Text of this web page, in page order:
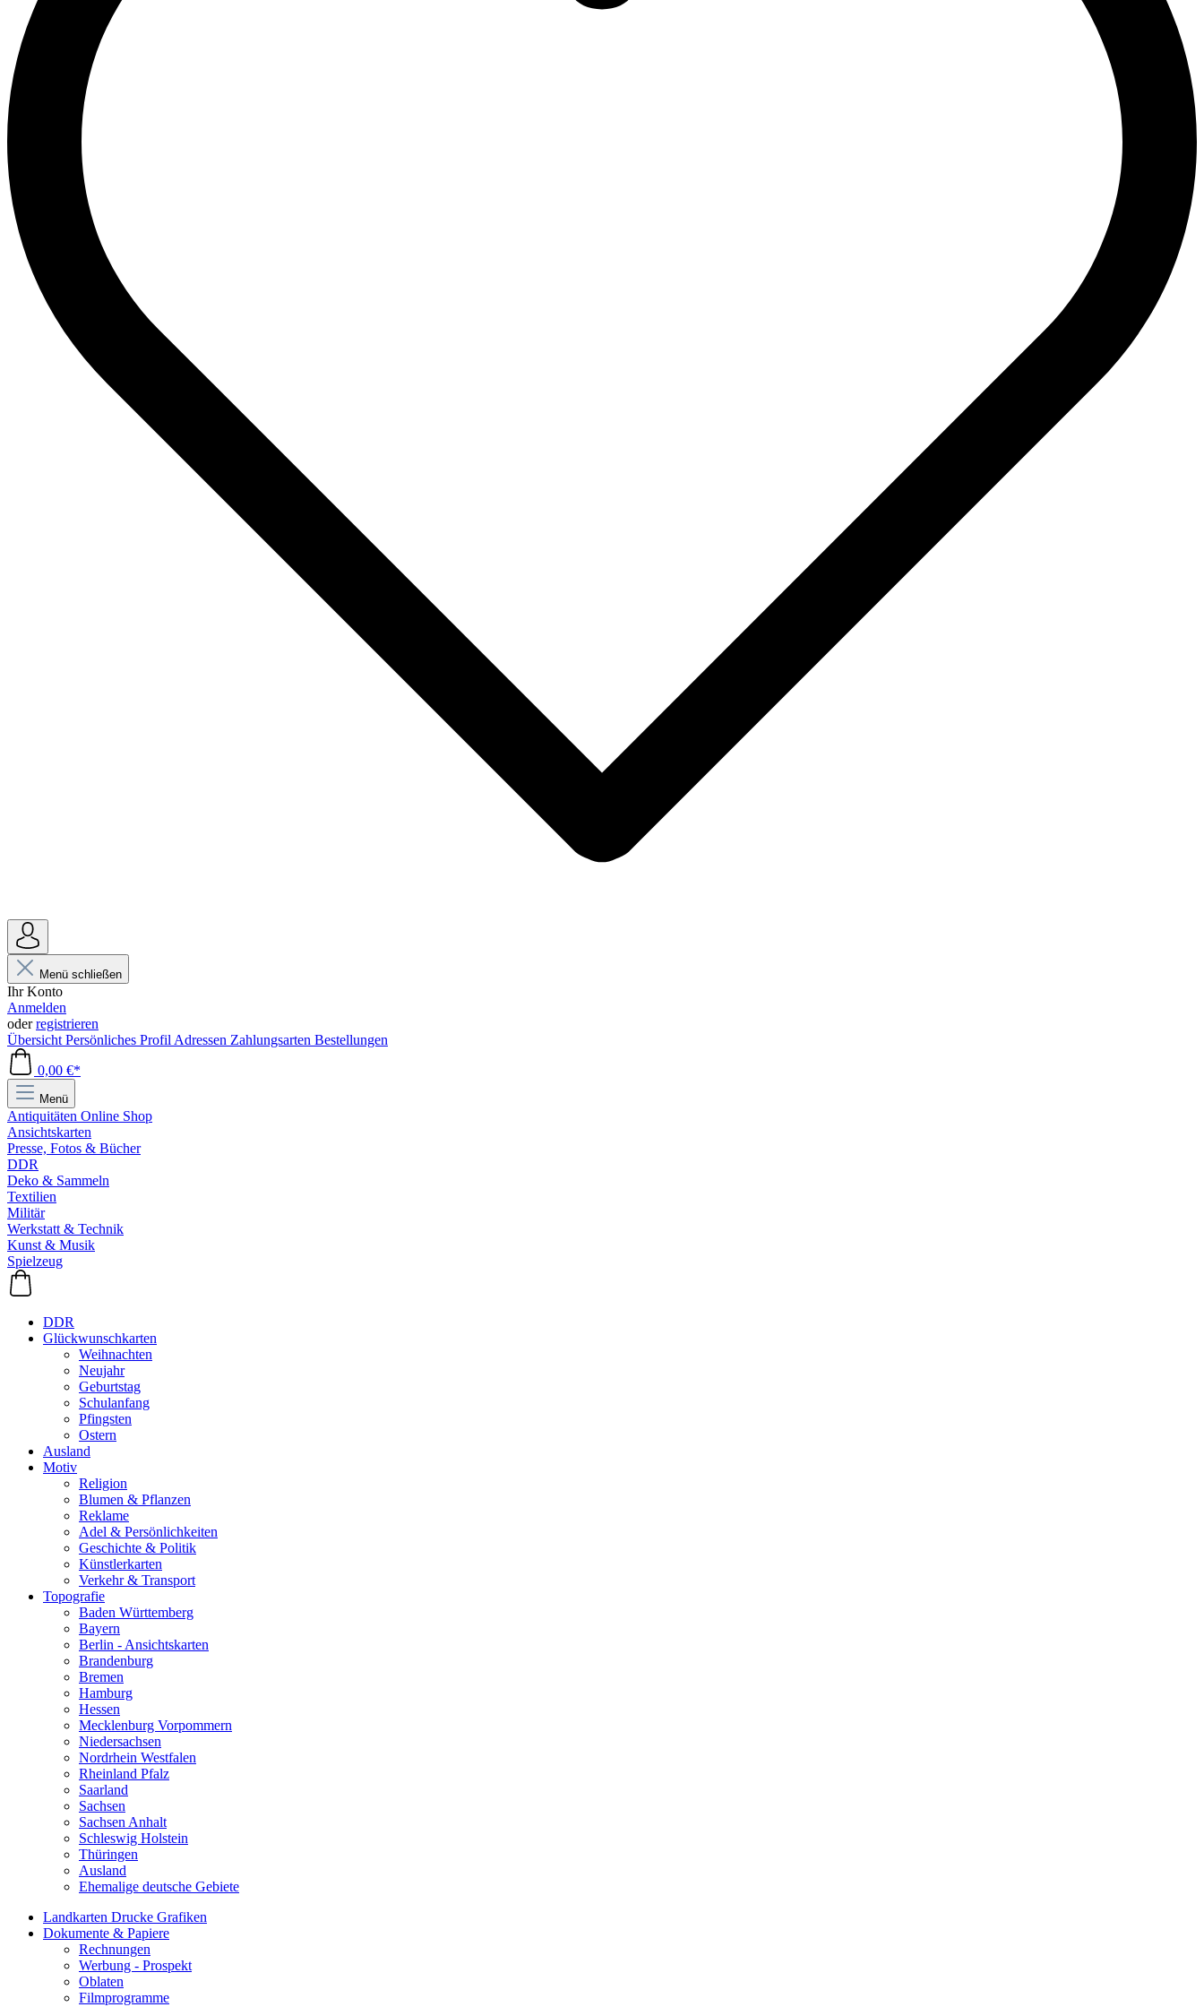
Menü schließen
Ihr Konto
Anmelden
oderregistrieren
Übersicht Persönliches Profil Adressen Zahlungsarten Bestellungen
0,00 €*
Menü
Antiquitäten Online Shop
Ansichtskarten
Presse, Fotos & Bücher
DDR
Deko & Sammeln
Textilien
Militär
Werkstatt & Technik
Kunst & Musik
Spielzeug
DDR
Glückwunschkarten
Weihnachten
Neujahr
Geburtstag
Schulanfang
Pfingsten
Ostern
Ausland
Motiv
Religion
Blumen & Pflanzen
Reklame
Adel & Persönlichkeiten
Geschichte & Politik
Künstlerkarten
Verkehr & Transport
Topografie
Baden Württemberg
Bayern
Berlin - Ansichtskarten
Brandenburg
Bremen
Hamburg
Hessen
Mecklenburg Vorpommern
Niedersachsen
Nordrhein Westfalen
Rheinland Pfalz
Saarland
Sachsen
Sachsen Anhalt
Schleswig Holstein
Thüringen
Ausland
Ehemalige deutsche Gebiete
Landkarten Drucke Grafiken
Dokumente & Papiere
Rechnungen
Werbung - Prospekt
Oblaten
Filmprogramme